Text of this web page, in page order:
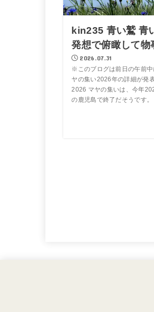
kin235 青い鷲 青
発想で俯瞰して物
2026.07.31
※このブログは前日の午前
ヤの集い2026年の詳細が発
2026 マヤの集いは、今年
の鹿児島で終了だそうです